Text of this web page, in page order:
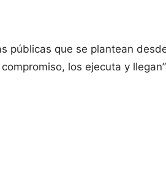
públicas que se plantean
los ejecuta y